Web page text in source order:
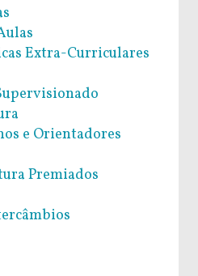
Extra-Curriculares
e Orientadores
Premiados